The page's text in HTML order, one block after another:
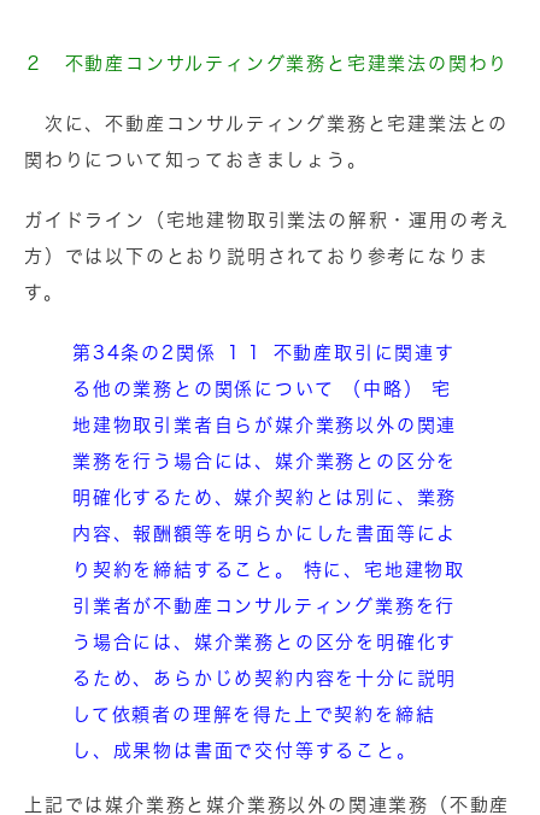
２ 不動産コンサルティング業務と宅建業法の関わり
次に、不動産コンサルティング業務と宅建業法との
関わりについて知っておきましょう。
ガイドライン（宅地建物取引業法の解釈・運用の考え
方）では以下のとおり説明されており参考になりま
す。
第34条の2関係 １１ 不動産取引に関連す
る他の業務との関係について （中略） 宅
地建物取引業者自らが媒介業務以外の関連
業務を行う場合には、媒介業務との区分を
明確化するため、媒介契約とは別に、業務
内容、報酬額等を明らかにした書面等によ
り契約を締結すること。 特に、宅地建物取
引業者が不動産コンサルティング業務を行
う場合には、媒介業務との区分を明確化す
るため、あらかじめ契約内容を十分に説明
して依頼者の理解を得た上で契約を締結
し、成果物は書面で交付等すること。
上記では媒介業務と媒介業務以外の関連業務（不動産